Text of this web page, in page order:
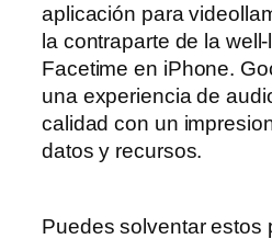
aplicación para
la contraparte de la
Facetime en iPhone.
una experiencia de
calidad con un
datos y recursos.
Puedes solventar estos